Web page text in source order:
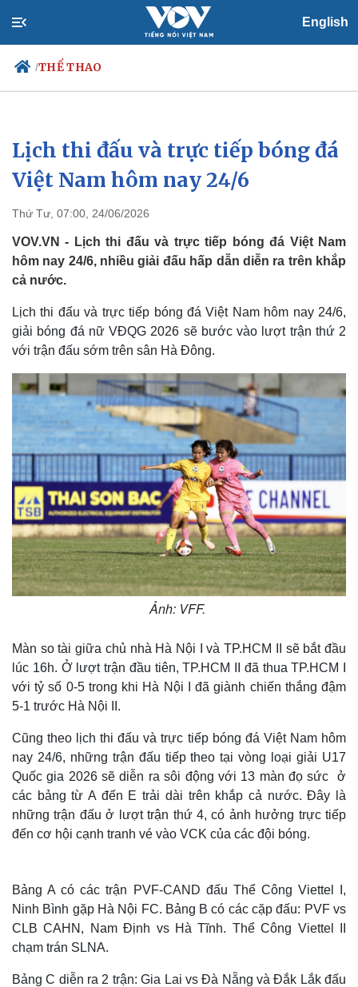
English
/THỂ THAO
Chính trị
Đảng
Tổ chức nhân sự
Nhận diện sự thật
Xã hội
Tin 24h
Dự báo thời tiết
Việc làm
Biển đảo
Lịch thi đấu và trực tiếp bóng đá
Việt Nam hôm nay 24/6
Thứ Tư, 07:00, 24/06/2026
VOV.VN - Lịch thi đấu và trực tiếp bóng đá Việt Nam
hôm nay 24/6, nhiều giải đấu hấp dẫn diễn ra trên khắp
cả nước.
Lịch thi đấu và trực tiếp bóng đá Việt Nam hôm nay 24/6,
giải bóng đá nữ VĐQG 2026 sẽ bước vào lượt trận thứ 2
với trận đấu sớm trên sân Hà Đông.
Ảnh: VFF.
Màn so tài giữa chủ nhà Hà Nội I và TP.HCM II sẽ bắt đầu
lúc 16h. Ở lượt trận đầu tiên, TP.HCM II đã thua TP.HCM I
với tỷ số 0-5 trong khi Hà Nội I đã giành chiến thắng đậm
5-1 trước Hà Nội II.
Cũng theo lịch thi đấu và trực tiếp bóng đá Việt Nam hôm
nay 24/6, những trận đấu tiếp theo tại vòng loại giải U17
Quốc gia 2026 sẽ diễn ra sôi động với 13 màn đọ sức ở
các bảng từ A đến E trải dài trên khắp cả nước. Đây là
những trận đấu ở lượt trận thứ 4, có ảnh hưởng trực tiếp
đến cơ hội cạnh tranh vé vào VCK của các đội bóng.
Bảng A có các trận PVF-CAND đấu Thể Công Viettel I,
Ninh Bình gặp Hà Nội FC. Bảng B có các cặp đấu: PVF vs
CLB CAHN, Nam Định vs Hà Tĩnh. Thể Công Viettel II
chạm trán SLNA.
Bảng C diễn ra 2 trận: Gia Lai vs Đà Nẵng và Đắk Lắk đấu